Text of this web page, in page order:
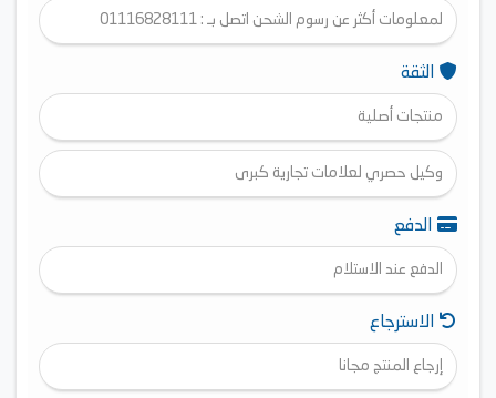
لمعلومات أكثر عن رسوم الشحن اتصل بـ : 01116828111
الثقة
منتجات أصلية
وكيل حصري لعلامات تجارية كبرى
الدفع
الدفع عند الاستلام
الاسترجاع
إرجاع المنتج مجانا